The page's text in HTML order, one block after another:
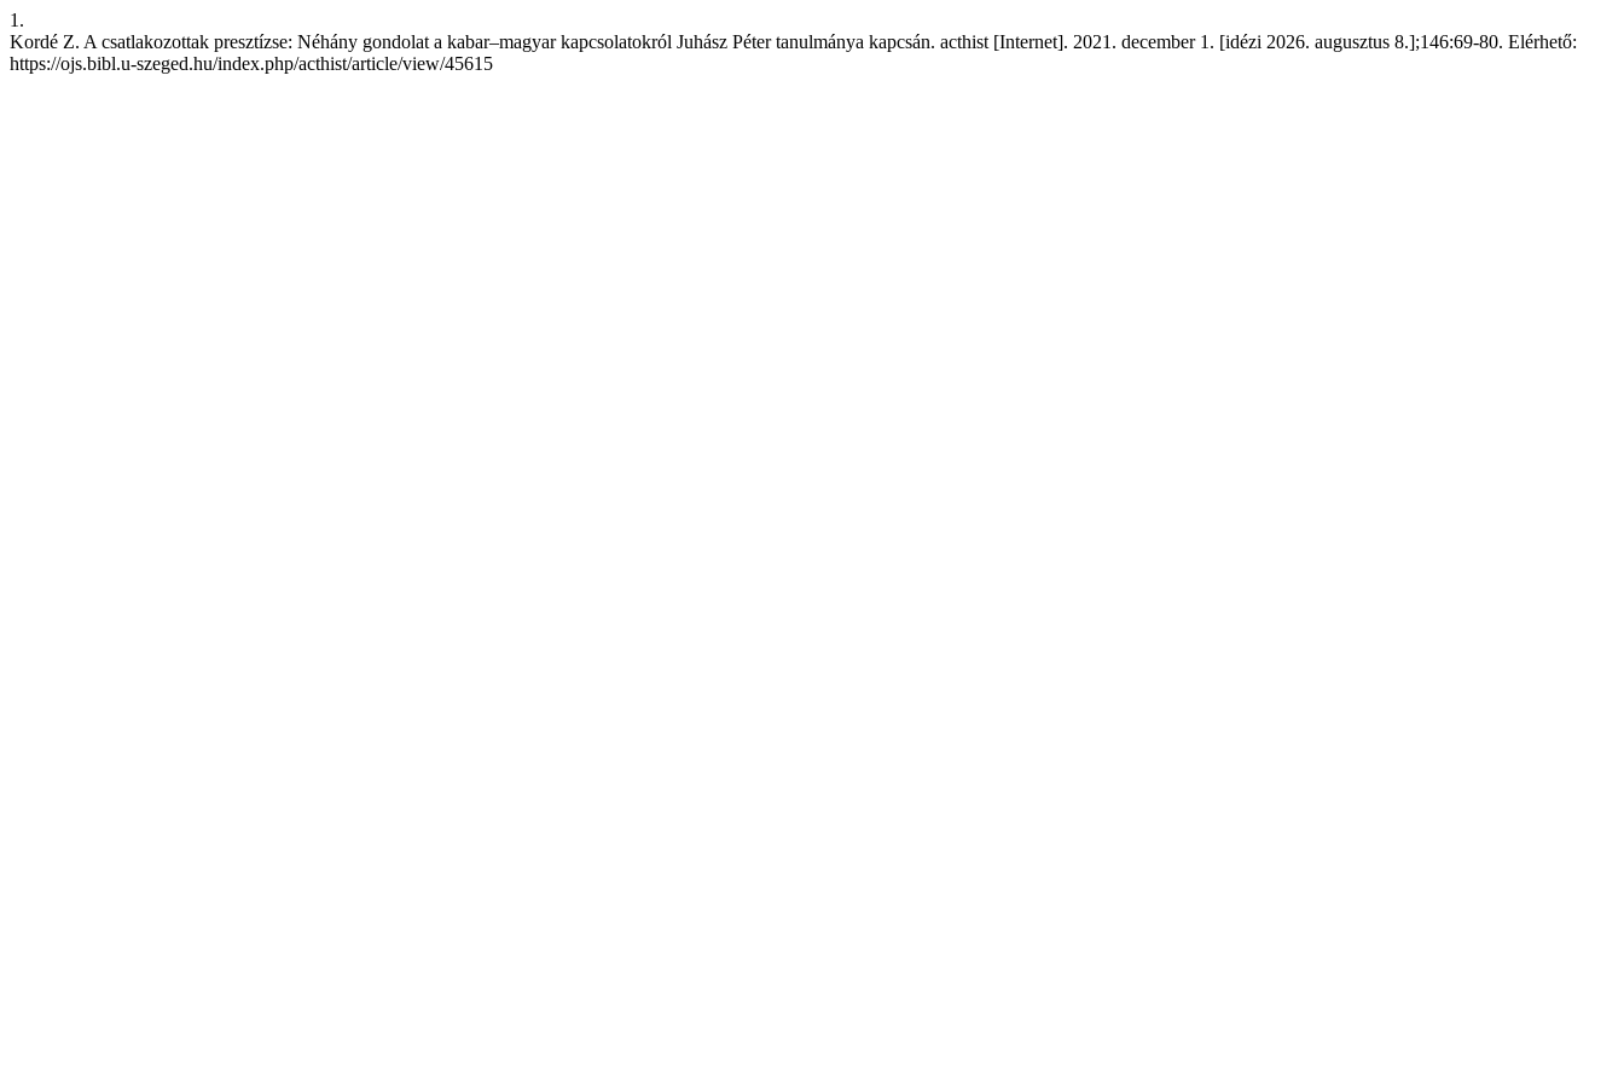
1.
Kordé Z. A csatlakozottak presztízse: Néhány gondolat a kabar–magyar kapcsolatokról Juhász Péter tanulmánya kapcsán. acthist [Internet]. 2021. december 1. [idézi 2026. augusztus 8.];146:69-80. Elérhető:
https://ojs.bibl.u-szeged.hu/index.php/acthist/article/view/45615